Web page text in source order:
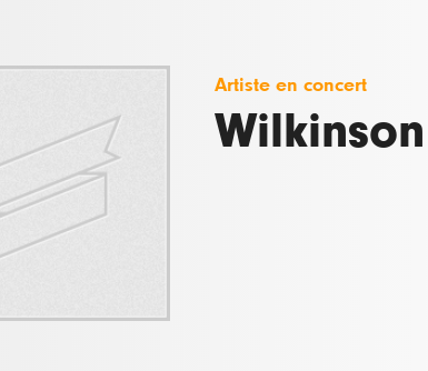
Artiste en concert
Wilkinson